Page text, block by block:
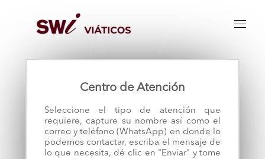
Centro de Atención
Seleccione el tipo de atención que
requiere, capture su nombre así como el
correo y teléfono (WhatsApp) en donde lo
podemos contactar, escriba el mensaje de
lo que necesita, dé clic en "Enviar" y tome